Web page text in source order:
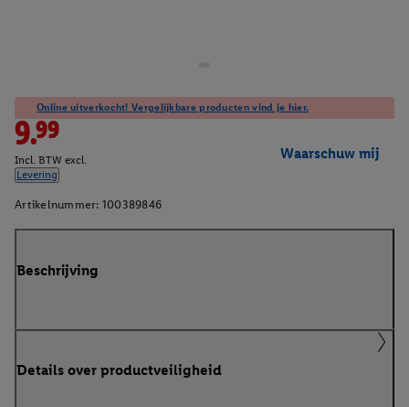
Online uitverkocht! Vergelijkbare producten vind je hier.
9.99
Incl. BTW excl.
Levering
Waarschuw mij
Artikelnummer: 100389846
Beschrijving
Details over productveiligheid